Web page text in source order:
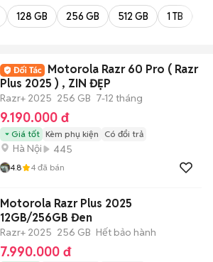
128 GB 256 GB 512 GB 1 TB
Motorola Razr 60 Pro ( Razr
Plus 2025 ) , ZIN ĐẸP
Razr+ 2025 256 GB 7-12 tháng
9.190.000 đ
Giá tốt Kèm phụ kiện Có đổi trả
Hà Nội 445
4.8 4 đã bán
Motorola Razr Plus 2025
12GB/256GB Đen
Razr+ 2025 256 GB Hết bảo hành
7.990.000 đ